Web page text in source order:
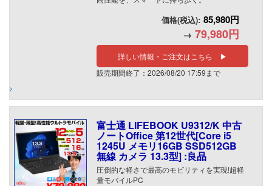
価格(税込): 85,980円
→ 79,980円
詳しい情報・ご注文はこちら ▶
販売期間終了：2026/08/20 17:59まで
富士通 LIFEBOOK U9312/K 中古
ノートOffice 第12世代[Core i5
1245U メモリ16GB SSD512GB
無線 カメラ 13.3型] :良品
圧倒的な軽さで最高のモビリティを実現!超軽
量モバイルPC